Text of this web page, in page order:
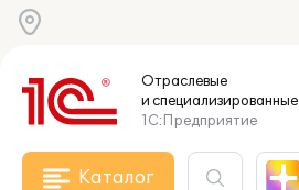
Отраслевые
и специализированные
1С:Предприятие
Каталог